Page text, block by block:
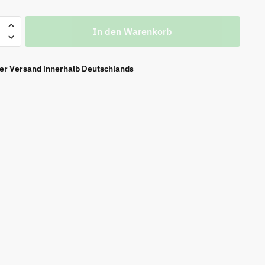
In den Warenkorb
Versand innerhalb Deutschlands